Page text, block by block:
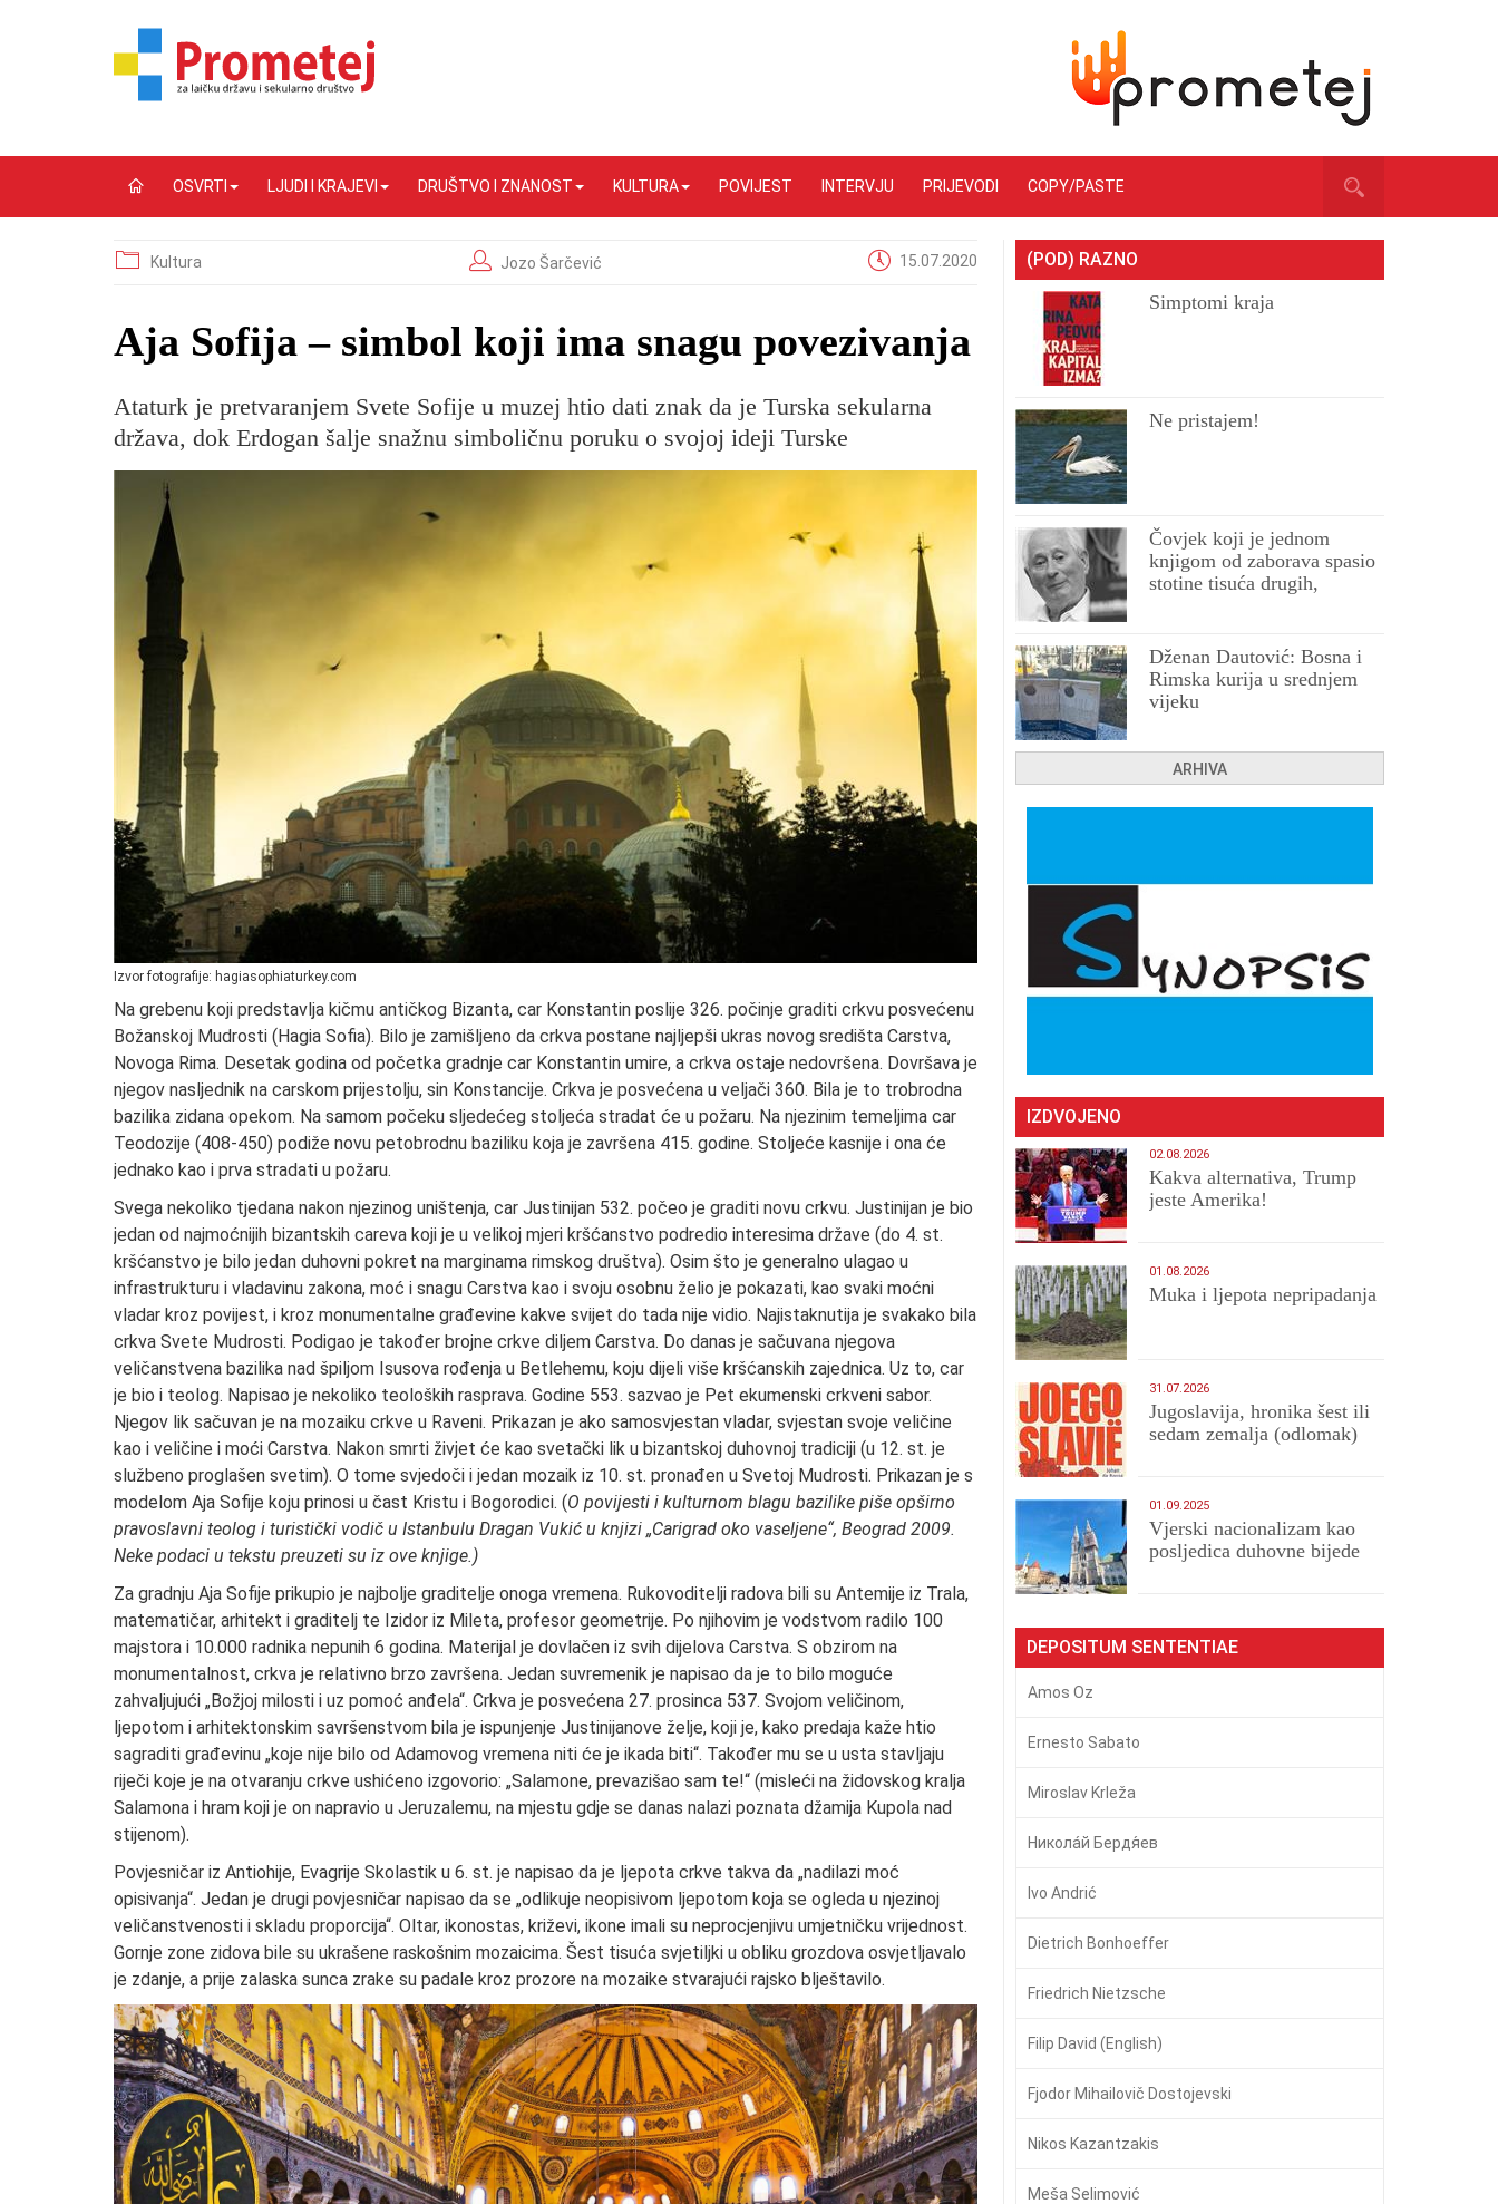
OSVRTI LJUDI I KRAJEVI DRUŠTVO I ZNANOST KULTURA POVIJEST INTERVJU PRIJEVODI COPY/PASTE
Kultura Jozo Šarčević 15.07.2020
Aja Sofija – simbol koji ima snagu povezivanja
Ataturk je pretvaranjem Svete Sofije u muzej htio dati znak da je Turska sekularna
država, dok Erdogan šalje snažnu simboličnu poruku o svojoj ideji Turske
Izvor fotografije: hagiasophiaturkey.com
Na grebenu koji predstavlja kičmu antičkog Bizanta, car Konstantin poslije 326. počinje graditi crkvu posvećenu
Božanskoj Mudrosti (Hagia Sofia). Bilo je zamišljeno da crkva postane najljepši ukras novog središta Carstva,
Novoga Rima. Desetak godina od početka gradnje car Konstantin umire, a crkva ostaje nedovršena. Dovršava je
njegov nasljednik na carskom prijestolju, sin Konstancije. Crkva je posvećena u veljači 360. Bila je to trobrodna
bazilika zidana opekom. Na samom počeku sljedećeg stoljeća stradat će u požaru. Na njezinim temeljima car
Teodozije (408-450) podiže novu petobrodnu baziliku koja je završena 415. godine. Stoljeće kasnije i ona će
jednako kao i prva stradati u požaru.
Svega nekoliko tjedana nakon njezinog uništenja, car Justinijan 532. počeo je graditi novu crkvu. Justinijan je bio
jedan od najmoćnijih bizantskih careva koji je u velikoj mjeri kršćanstvo podredio interesima države (do 4. st.
kršćanstvo je bilo jedan duhovni pokret na marginama rimskog društva). Osim što je generalno ulagao u
infrastrukturu i vladavinu zakona, moć i snagu Carstva kao i svoju osobnu želio je pokazati, kao svaki moćni
vladar kroz povijest, i kroz monumentalne građevine kakve svijet do tada nije vidio. Najistaknutija je svakako bila
crkva Svete Mudrosti. Podigao je također brojne crkve diljem Carstva. Do danas je sačuvana njegova
veličanstvena bazilika nad špiljom Isusova rođenja u Betlehemu, koju dijeli više kršćanskih zajednica. Uz to, car
je bio i teolog. Napisao je nekoliko teoloških rasprava. Godine 553. sazvao je Pet ekumenski crkveni sabor.
Njegov lik sačuvan je na mozaiku crkve u Raveni. Prikazan je ako samosvjestan vladar, svjestan svoje veličine
kao i veličine i moći Carstva. Nakon smrti živjet će kao svetački lik u bizantskoj duhovnoj tradiciji (u 12. st. je
službeno proglašen svetim). O tome svjedoči i jedan mozaik iz 10. st. pronađen u Svetoj Mudrosti. Prikazan je s
modelom Aja Sofije koju prinosi u čast Kristu i Bogorodici. (O povijesti i kulturnom blagu bazilike piše opširno
pravoslavni teolog i turistički vodič u Istanbulu Dragan Vukić u knjizi „Carigrad oko vaseljene“, Beograd 2009.
Neke podaci u tekstu preuzeti su iz ove knjige.)
Za gradnju Aja Sofije prikupio je najbolje graditelje onoga vremena. Rukovoditelji radova bili su Antemije iz Trala,
matematičar, arhitekt i graditelj te Izidor iz Mileta, profesor geometrije. Po njihovim je vodstvom radilo 100
majstora i 10.000 radnika nepunih 6 godina. Materijal je dovlačen iz svih dijelova Carstva. S obzirom na
monumentalnost, crkva je relativno brzo završena. Jedan suvremenik je napisao da je to bilo moguće
zahvaljujući „Božjoj milosti i uz pomoć anđela“. Crkva je posvećena 27. prosinca 537. Svojom veličinom,
ljepotom i arhitektonskim savršenstvom bila je ispunjenje Justinijanove želje, koji je, kako predaja kaže htio
sagraditi građevinu „koje nije bilo od Adamovog vremena niti će je ikada biti“. Također mu se u usta stavljaju
riječi koje je na otvaranju crkve ushićeno izgovorio: „Salamone, prevazišao sam te!“ (misleći na židovskog kralja
Salamona i hram koji je on napravio u Jeruzalemu, na mjestu gdje se danas nalazi poznata džamija Kupola nad
stijenom).
Povjesničar iz Antiohije, Evagrije Skolastik u 6. st. je napisao da je ljepota crkve takva da „nadilazi moć
opisivanja“. Jedan je drugi povjesničar napisao da se „odlikuje neopisivom ljepotom koja se ogleda u njezinoj
veličanstvenosti i skladu proporcija“. Oltar, ikonostas, križevi, ikone imali su neprocjenjivu umjetničku vrijednost.
Gornje zone zidova bile su ukrašene raskošnim mozaicima. Šest tisuća svjetiljki u obliku grozdova osvjetljavalo
je zdanje, a prije zalaska sunca zrake su padale kroz prozore na mozaike stvarajući rajsko blještavilo.
(POD) RAZNO
Simptomi kraja
Ne pristajem!
Čovjek koji je jednom
knjigom od zaborava spasio
stotine tisuća drugih,
Dženan Dautović: Bosna i
Rimska kurija u srednjem
vijeku
ARHIVA
IZDVOJENO
02.08.2026
Kakva alternativa, Trump
jeste Amerika!
01.08.2026
Muka i ljepota nepripadanja
31.07.2026
Jugoslavija, hronika šest ili
sedam zemalja (odlomak)
01.09.2025
​Vjerski nacionalizam kao
posljedica duhovne bijede
DEPOSITUM SENTENTIAE
Amos Oz
Ernesto Sabato
Miroslav Krleža
Никола́й Бердя́ев
Ivo Andrić
Dietrich Bonhoeffer
Friedrich Nietzsche
Filip David (English)
Fjodor Mihailovič Dostojevski
Nikos Kazantzakis
Meša Selimović